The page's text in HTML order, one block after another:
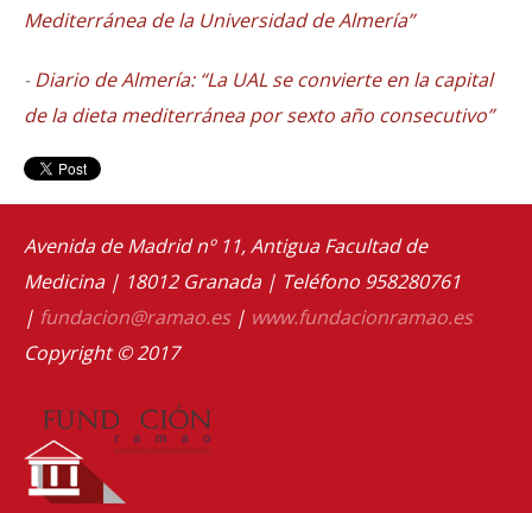
Mediterránea de la Universidad de Almería”
-Diario de Almería: “La UAL se convierte en la capital
de la dieta mediterránea por sexto año consecutivo”
Avenida de Madrid nº 11, Antigua Facultad de
Medicina | 18012 Granada | Teléfono 958280761
| fundacion@ramao.es| www.fundacionramao.es
Copyright © 2017